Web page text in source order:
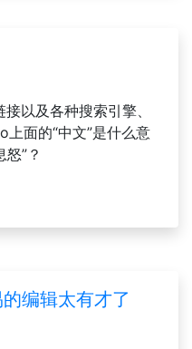
以及各种搜索引擎、
面的“中文”是什么意
”？
编辑太有才了